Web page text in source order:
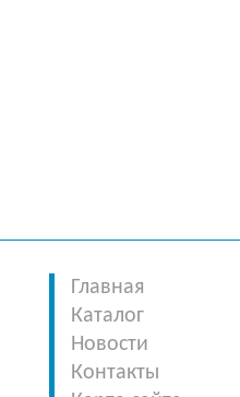
Главная
Каталог
Новости
Контакты